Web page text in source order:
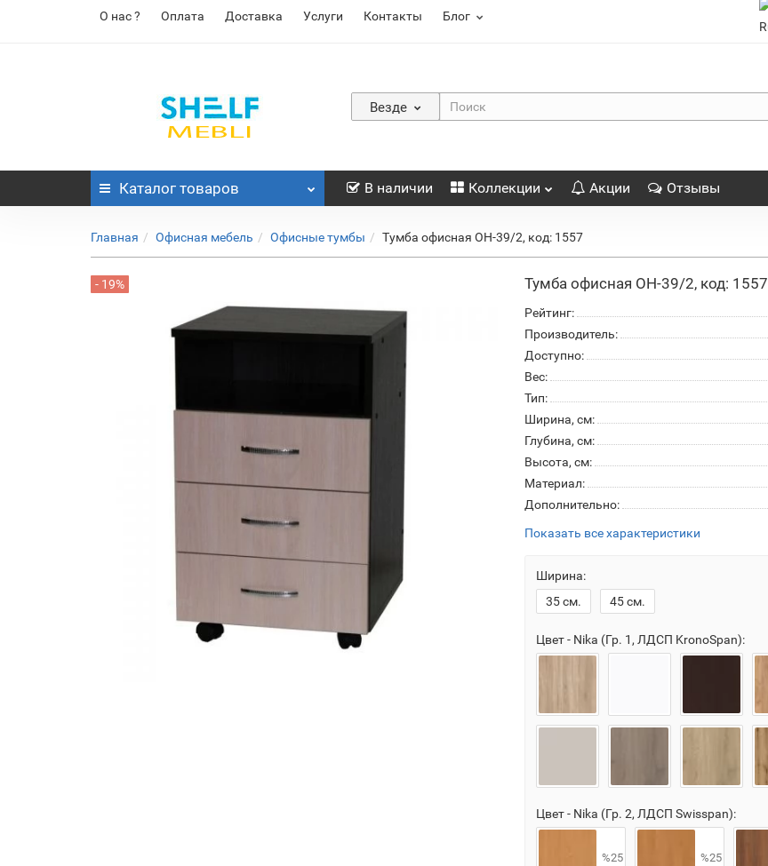
О нас ? Оплата Доставка Услуги Контакты Блог
Везде
Каталог товаров В наличии Коллекции Акции Отзывы
Главная Офисная мебель Офисные тумбы Тумба офисная ОН-39/2, код: 1557
- 19% Тумба офисная ОН-39/2, код: 1557
Рейтинг:
Производитель:
Доступно:
Вес:
Тип:
Ширина, см:
Глубина, см:
Высота, см:
Материал:
Дополнительно:
Показать все характеристики
Ширина:
35 см.
45 см.
Цвет - Nika (Гр. 1, ЛДСП KronoSpan):
Цвет - Nika (Гр. 2, ЛДСП Swisspan):
%25 %25